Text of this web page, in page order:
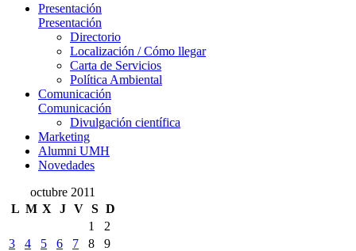
Presentación
Presentación
Directorio
Localización / Cómo llegar
Carta de Servicios
Política Ambiental
Comunicación
Comunicación
Divulgación científica
Marketing
Alumni UMH
Novedades
octubre 2011
L M X J V S D
1
2
3
4 5 6 7 8
9